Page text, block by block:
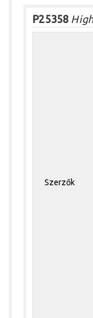
P25358
Szerzők